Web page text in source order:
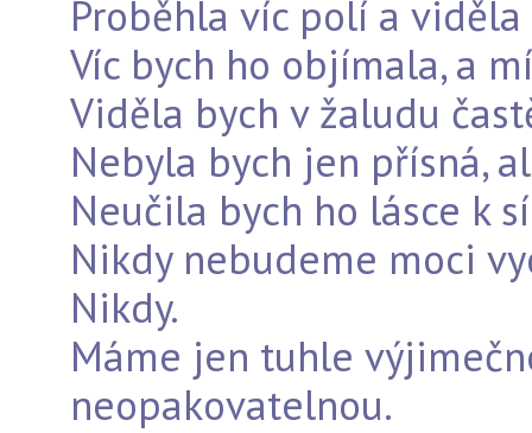
Proběhla víc polí a
Víc bych ho objímala, a
Viděla bych v žaludu
Nebyla bych jen přísná,
Neučila bych ho lásce k
Nikdy nebudeme moci
Nikdy.
Máme jen tuhle
neopakovatelnou.